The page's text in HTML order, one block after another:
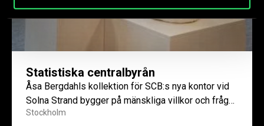
Statistiska centralbyrån
Åsa Bergdahls kollektion för SCB:s nya kontor vid
Solna Strand bygger på mänskliga villkor och frågor
kring statistik.
Stockholm